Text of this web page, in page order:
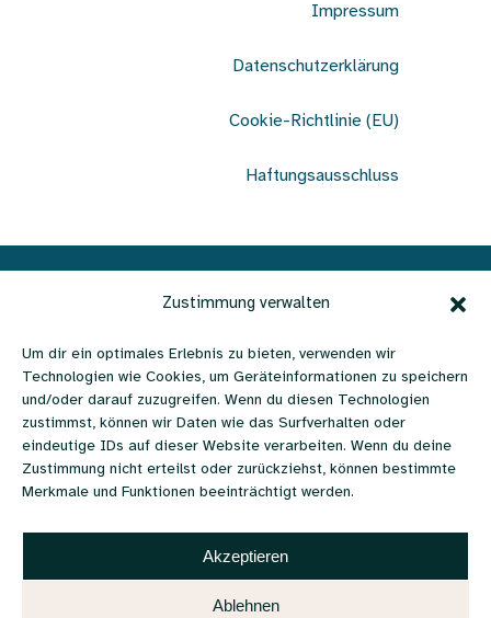
Zustimmung verwalten
Um dir ein optimales Erlebnis zu bieten, verwenden wir
Technologien wie Cookies, um Geräteinformationen zu speichern
und/oder darauf zuzugreifen. Wenn du diesen Technologien
zustimmst, können wir Daten wie das Surfverhalten oder
eindeutige IDs auf dieser Website verarbeiten. Wenn du deine
Zustimmung nicht erteilst oder zurückziehst, können bestimmte
Merkmale und Funktionen beeinträchtigt werden.
Akzeptieren
Ablehnen
Impressum
Datenschutzerklärung
Cookie-Richtlinie (EU)
Haftungsausschluss
Verein Ohrenschmaus | c/o
Büro Lebenshilfe |
Favoritenstraße 111 | 1100
Wien, Österreich
+43 670 6579988 |
literaturpreis@ohrenschmaus.net
Besuche uns auch hier: